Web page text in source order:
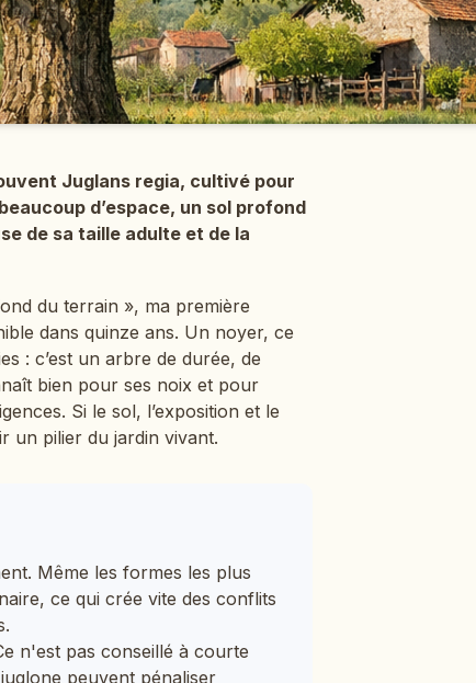
Juglans regia, cultivé pour
d’espace, un sol profond
de sa taille adulte et de la
du terrain », ma première
dans quinze ans. Un noyer, ce
: c’est un arbre de durée, de
bien pour ses noix et pour
Si le sol, l’exposition et le
un pilier du jardin vivant.
Même les formes les plus
ce qui crée vite des conflits
n'est pas conseillé à courte
peuvent pénaliser